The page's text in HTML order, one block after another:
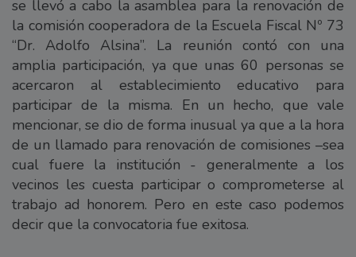
se llevó a cabo la asamblea para la renovación de
la comisión cooperadora de la Escuela Fiscal Nº 73
“Dr. Adolfo Alsina”. La reunión contó con una
amplia participación, ya que unas 60 personas se
acercaron al establecimiento educativo para
participar de la misma. En un hecho, que vale
mencionar, se dio de forma inusual ya que a la hora
de un llamado para renovación de comisiones –sea
cual fuere la institución - generalmente a los
vecinos les cuesta participar o comprometerse al
trabajo ad honorem. Pero en este caso podemos
decir que la convocatoria fue exitosa.